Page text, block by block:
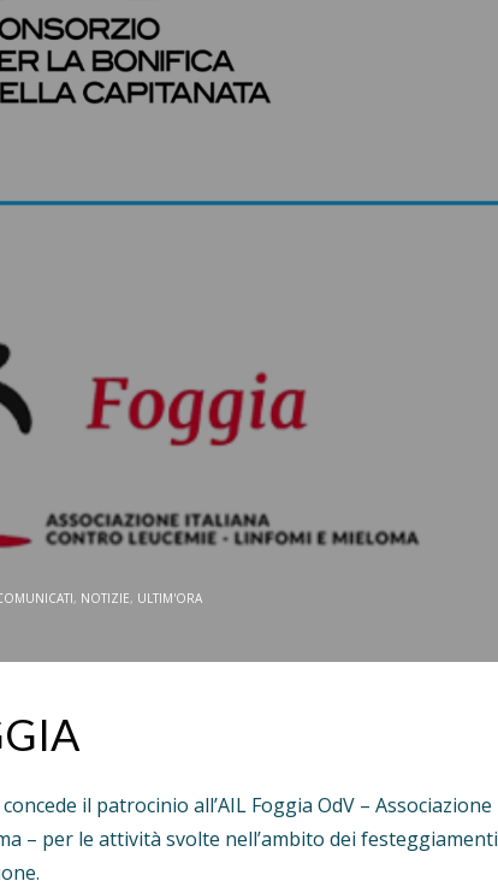
, NOTIZIE, ULTIM'ORA
il patrocinio all’AIL Foggia OdV – Associazione
– per le attività svolte nell’ambito dei festeggiamenti